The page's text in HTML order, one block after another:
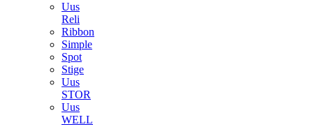
Uus
Reli
Ribbon
Simple
Spot
Stige
Uus
STOR
Uus
WELL